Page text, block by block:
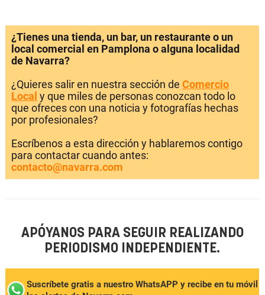
¿Tienes una tienda, un bar, un restaurante o un
local comercial en Pamplona o alguna localidad
de Navarra?
¿Quieres salir en nuestra sección de Comercio
Local y que miles de personas conozcan todo lo
que ofreces con una noticia y fotografías hechas
por profesionales?
Escríbenos a esta dirección y hablaremos contigo
para contactar cuando antes:
contacto@navarra.com
APÓYANOS PARA SEGUIR REALIZANDO
PERIODISMO INDEPENDIENTE.
Suscríbete gratis a nuestro WhatsAPP y recibe en tu móvil